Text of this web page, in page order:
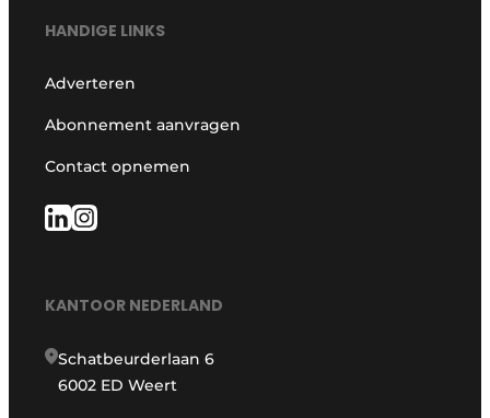
HANDIGE LINKS
Adverteren
Abonnement aanvragen
Contact opnemen
KANTOOR NEDERLAND
Schatbeurderlaan 6
6002 ED Weert